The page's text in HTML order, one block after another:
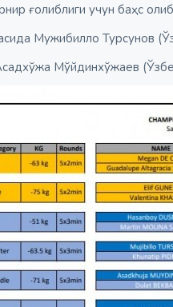
ғолиблиги учун баҳс
Мужибилло Турсунов
Мўйдинхўжаев